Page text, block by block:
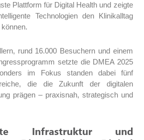
Plattform für Digital Health und zeigte
Technologien den Klinikalltag
rund 16.000 Besuchern und einem
setzte die DMEA 2025
im Fokus standen dabei fünf
die die Zukunft der digitalen
prägen – praxisnah, strategisch und
Infrastruktur und